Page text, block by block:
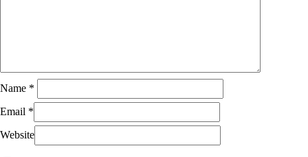
Name *
Email *
Website